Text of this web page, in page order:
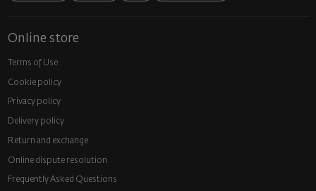
Online store
Terms of Use
Cookie policy
Privacy policy
Delivery policy
Return and exchange
Online dispute resolution
Frequently Asked Questions